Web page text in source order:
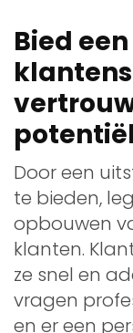
Bied
Door een
te bieden,
opbouwen
klanten.
ze snel en
vragen
en er een